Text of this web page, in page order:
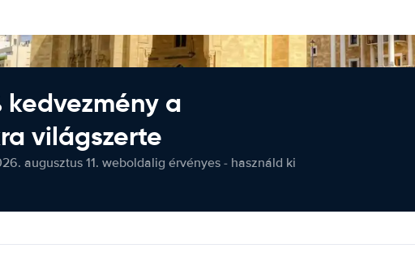
kedvezmény a
világszerte
augusztus 11. weboldalig érvényes - használd ki